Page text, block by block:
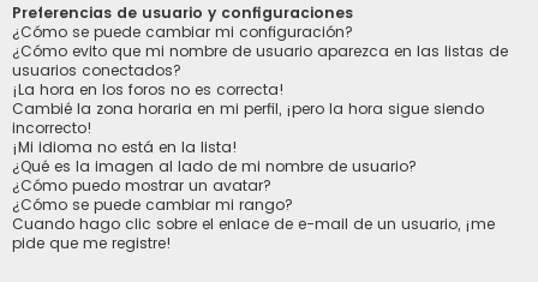
Preferencias de usuario y configuraciones
¿Cómo se puede cambiar mi configuración?
¿Cómo evito que mi nombre de usuario aparezca en las listas de
usuarios conectados?
¡La hora en los foros no es correcta!
Cambié la zona horaria en mi perfil, ¡pero la hora sigue siendo
incorrecto!
¡Mi idioma no está en la lista!
¿Qué es la imagen al lado de mi nombre de usuario?
¿Cómo puedo mostrar un avatar?
¿Cómo se puede cambiar mi rango?
Cuando hago clic sobre el enlace de e-mail de un usuario, ¡me
pide que me registre!